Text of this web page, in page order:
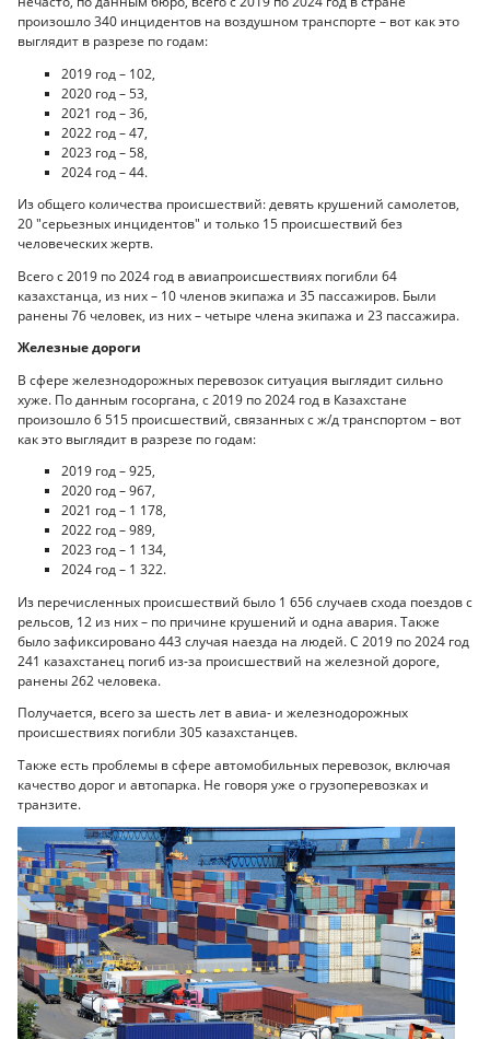
произошло 340 инцидентов на воздушном транспорте – вот как это
выглядит в разрезе по годам:
2019 год – 102,
2020 год – 53,
2021 год – 36,
2022 год – 47,
2023 год – 58,
2024 год – 44.
Из общего количества происшествий: девять крушений самолетов,
20 "серьезных инцидентов" и только 15 происшествий без
человеческих жертв.
Всего с 2019 по 2024 год в авиапроисшествиях погибли 64
казахстанца, из них – 10 членов экипажа и 35 пассажиров. Были
ранены 76 человек, из них – четыре члена экипажа и 23 пассажира.
Железные дороги
В сфере железнодорожных перевозок ситуация выглядит сильно
хуже. По данным госоргана, с 2019 по 2024 год в Казахстане
произошло 6 515 происшествий, связанных с ж/д транспортом – вот
как это выглядит в разрезе по годам:
2019 год – 925,
2020 год – 967,
2021 год – 1 178,
2022 год – 989,
2023 год – 1 134,
2024 год – 1 322.
Из перечисленных происшествий было 1 656 случаев схода поездов с
рельсов, 12 из них – по причине крушений и одна авария. Также
было зафиксировано 443 случая наезда на людей. С 2019 по 2024 год
241 казахстанец погиб из-за происшествий на железной дороге,
ранены 262 человека.
Получается, всего за шесть лет в авиа- и железнодорожных
происшествиях погибли 305 казахстанцев.
Также есть проблемы в сфере автомобильных перевозок, включая
качество дорог и автопарка. Не говоря уже о грузоперевозках и
транзите.